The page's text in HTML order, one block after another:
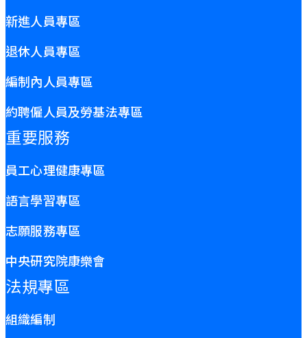
新進人員專區
退休人員專區
編制內人員專區
約聘僱人員及勞基法專區
重要服務
員工心理健康專區
語言學習專區
志願服務專區
中央研究院康樂會
法規專區
組織編制